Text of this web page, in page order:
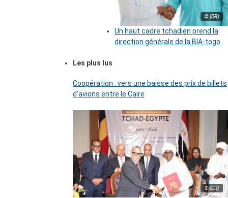
© (DR)
Un haut cadre tchadien prend la
direction générale de la BIA-togo
Les plus lus
Coopération : vers une baisse des prix de billets
d’avions entre le Caire
© (DR)